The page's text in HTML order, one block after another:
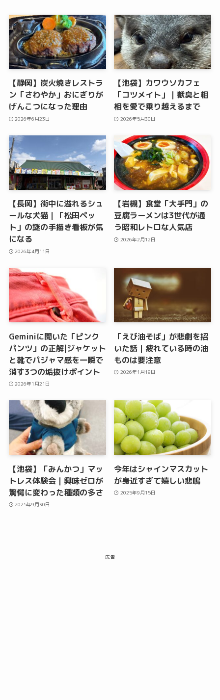
【静岡】炭火焼きレストラ
ン「さわやか」おにぎりが
げんこつになった理由
2026年6月23日
【池袋】カワウソカフェ
「コツメイト」｜獣臭と粗
相を愛で乗り越えるまで
2026年5月30日
【長岡】街中に溢れるシュ
ールな犬猫｜「松田ペッ
ト」の謎の手描き看板が気
になる
2026年4月11日
【岩槻】食堂「大手門」の
豆腐ラーメンは3世代が通
う昭和レトロな人気店
2026年2月12日
Geminiに聞いた「ピンク
パンツ」の正解|ジャケット
と靴でパジャマ感を一瞬で
消す3つの垢抜けポイント
2026年1月21日
「えび油そば」が悲劇を招
いた話｜疲れている時の油
ものは要注意
2026年1月19日
【池袋】「みんかつ」マッ
トレス体験会｜興味ゼロが
驚愕に変わった種類の多さ
2025年9月30日
今年はシャインマスカット
が身近すぎて嬉しい悲鳴
2025年9月15日
広告